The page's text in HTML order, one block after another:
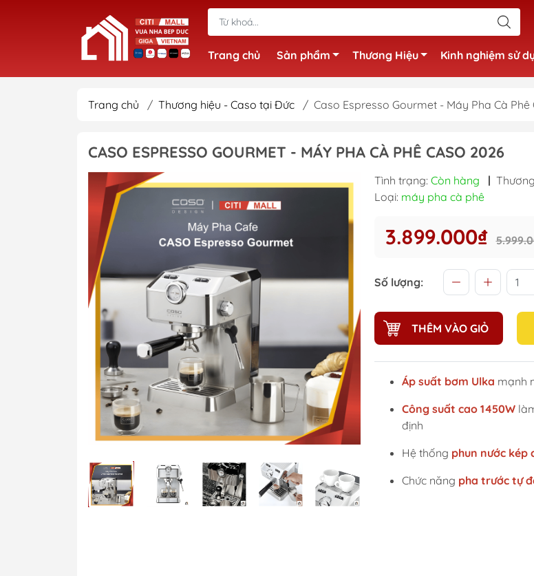
Trang chủ
Sản phẩm Thương Hiệu Kinh nghiệm sử
Trang chủ / Thương hiệu - Caso tại Đức / Caso Espresso Gourmet - Máy Pha Cà Phê
CASO ESPRESSO GOURMET - MÁY PHA CÀ PHÊ CASO 2026
Tình trạng: Còn hàng |
Loại: máy pha cà phê
3.899.000₫
Số lượng:
THÊM VÀO GIỎ
Áp suất bơm Ulka mạnh
Công suất cao 1450W
định
Hệ thống phun nước kép
Chức năng pha trước tự